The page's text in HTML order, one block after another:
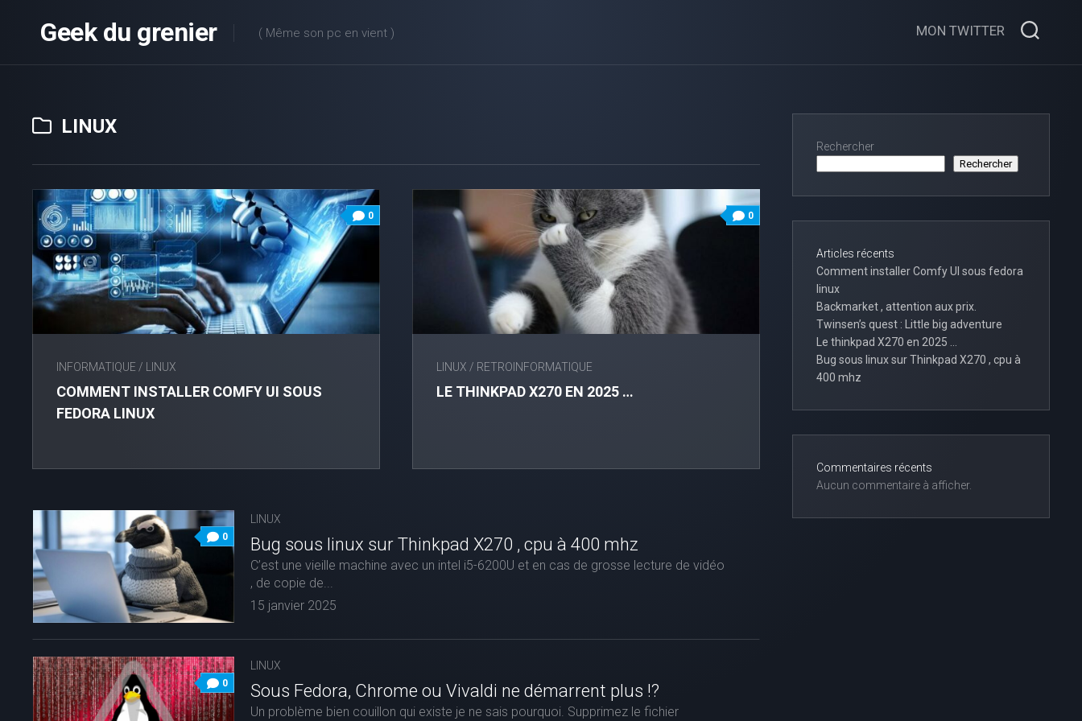
Geek du grenier ( Même son pc en vient ) MON TWITTER
LINUX
0
INFORMATIQUE / LINUX
COMMENT INSTALLER COMFY UI SOUS
FEDORA LINUX
0
LINUX / RETROINFORMATIQUE
LE THINKPAD X270 EN 2025 …
0
LINUX
Bug sous linux sur Thinkpad X270 , cpu à 400 mhz
C’est une vieille machine avec un intel i5-6200U et en cas de grosse lecture de vidéo
, de copie de...
15 janvier 2025
0
LINUX
Sous Fedora, Chrome ou Vivaldi ne démarrent plus !?
Un problème bien couillon qui existe je ne sais pourquoi. Supprimez le fichier
Rechercher
Rechercher
Articles récents
Comment installer Comfy UI sous fedora
linux
Backmarket , attention aux prix.
Twinsen’s quest : Little big adventure
Le thinkpad X270 en 2025 …
Bug sous linux sur Thinkpad X270 , cpu à
400 mhz
Commentaires récents
Aucun commentaire à afficher.